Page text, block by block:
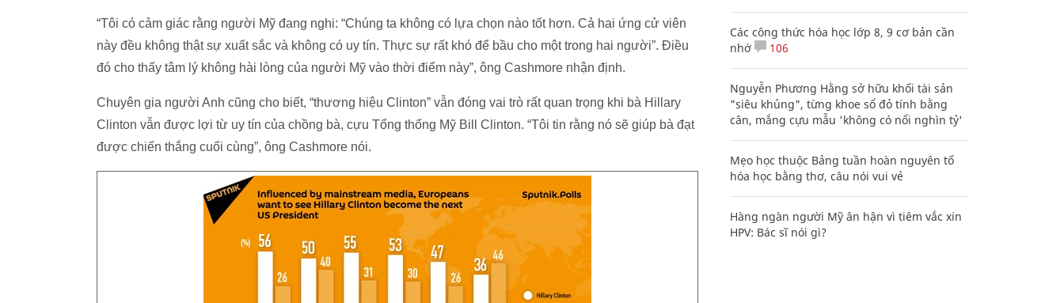
“Tôi có cảm giác rằng người Mỹ đang nghi: “Chúng ta không có lựa chọn nào tốt hơn. Cả hai ứng cử viên
này đều không thật sự xuất sắc và không có uy tín. Thực sự rất khó để bầu cho một trong hai người”. Điều
đó cho thấy tâm lý không hài lòng của người Mỹ vào thời điểm này”, ông Cashmore nhận định.
Chuyên gia người Anh cũng cho biết, “thương hiệu Clinton” vẫn đóng vai trò rất quan trọng khi bà Hillary
Clinton vẫn được lợi từ uy tín của chồng bà, cựu Tổng thống Mỹ Bill Clinton. “Tôi tin rằng nó sẽ giúp bà đạt
được chiến thắng cuối cùng”, ông Cashmore nói.
Các công thức hóa học lớp 8, 9 cơ bản cần
nhớ
106
Nguyễn Phương Hằng sở hữu khối tài sản
"siêu khủng", từng khoe sổ đỏ tính bằng
cân, mắng cựu mẫu 'không có nổi nghìn tỷ'
Mẹo học thuộc Bảng tuần hoàn nguyên tố
hóa học bằng thơ, câu nói vui vẻ
Hàng ngàn người Mỹ ân hận vì tiêm vắc xin
HPV: Bác sĩ nói gì?